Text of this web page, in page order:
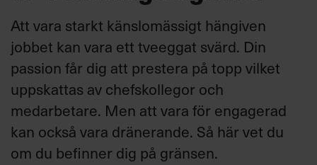
Annonsera
Om oss
Kontakta oss
Kundservice
Villkor och policy för
personuppgiftsbehandling
Populära utbildningar
Att vara starkt känslomässigt hängiven
jobbet kan vara ett tveeggat svärd. Din
passion får dig att prestera på topp vilket
uppskattas av chefskollegor och
medarbetare. Men att vara för engagerad
kan också vara dränerande. Så här vet du
om du befinner dig på gränsen.